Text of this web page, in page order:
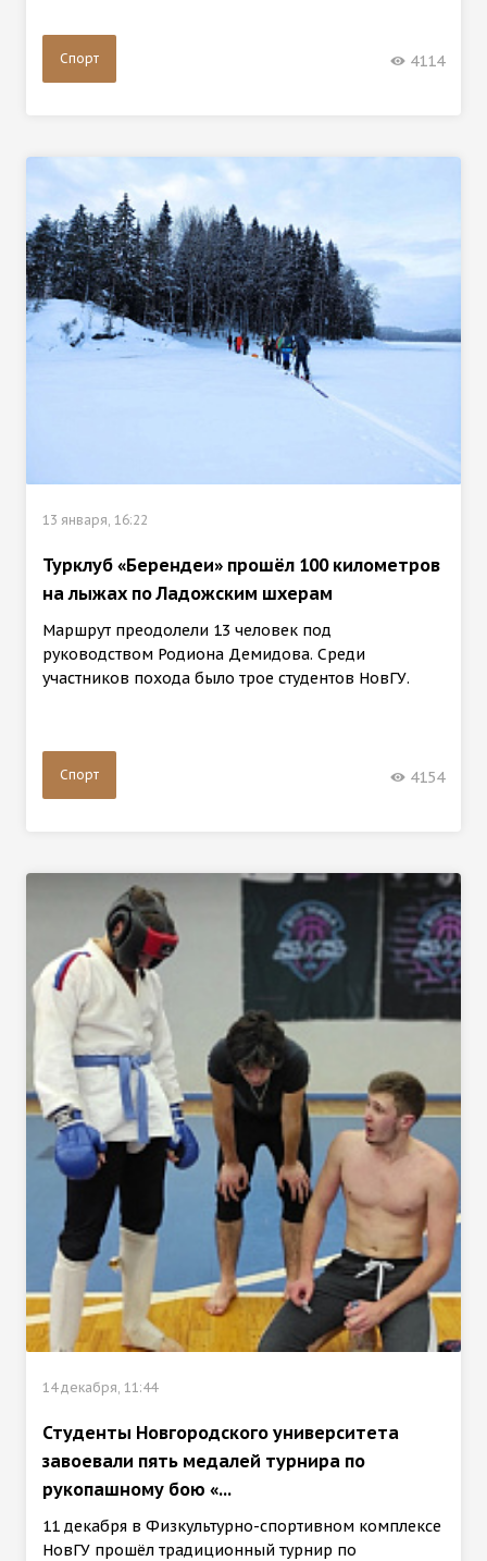
Спорт 4114
13 января, 16:22
Турклуб «Берендеи» прошёл 100 километров
на лыжах по Ладожским шхерам
Маршрут преодолели 13 человек под
руководством Родиона Демидова. Среди
участников похода было трое студентов НовГУ.
Спорт 4154
14 декабря, 11:44
Студенты Новгородского университета
завоевали пять медалей турнира по
рукопашному бою «...
11 декабря в Физкультурно-спортивном комплексе
НовГУ прошёл традиционный турнир по